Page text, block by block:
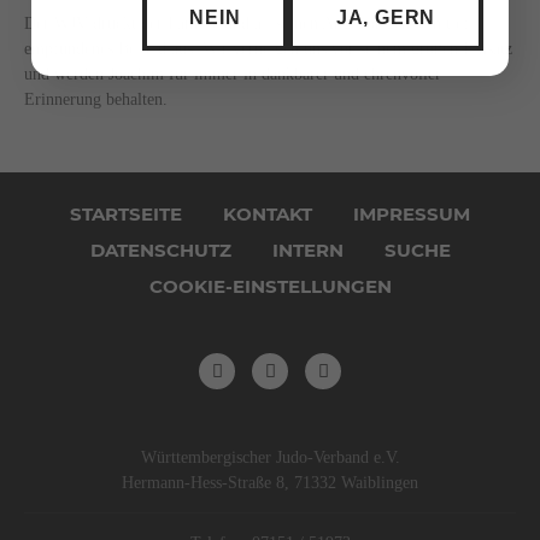
Der WJV drückt der Familie und all seinen Angehörigen sein tief
empfundenes Beileid aus. Wir verneigen uns vor seinem großen Einsatz
und werden Joachim für immer in dankbarer und ehrenvoller
Erinnerung behalten.
überspringenSTARTSEITE KONTAKT
IMPRESSUM
DATENSCHUTZ
INTERN
SUCHE
COOKIE-EINSTELLUNGEN
Württembergischer Judo-Verband e.V.
Hermann-Hess-Straße 8, 71332 Waiblingen
NEIN JA, GERN